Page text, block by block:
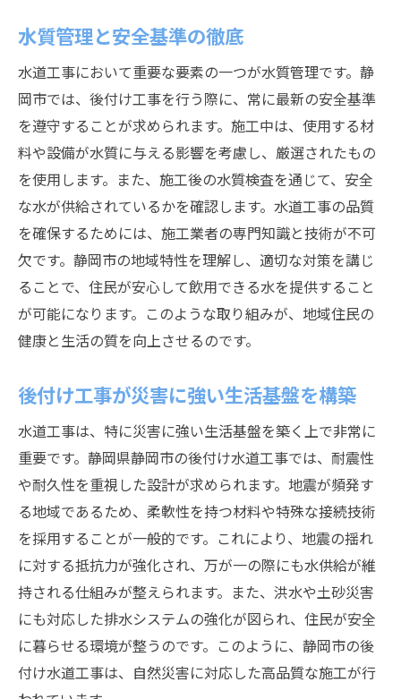
水質管理と安全基準の徹底
水道工事において重要な要素の一つが水質管理です。静
岡市では、後付け工事を行う際に、常に最新の安全基準
を遵守することが求められます。施工中は、使用する材
料や設備が水質に与える影響を考慮し、厳選されたもの
を使用します。また、施工後の水質検査を通じて、安全
な水が供給されているかを確認します。水道工事の品質
を確保するためには、施工業者の専門知識と技術が不可
欠です。静岡市の地域特性を理解し、適切な対策を講じ
ることで、住民が安心して飲用できる水を提供すること
が可能になります。このような取り組みが、地域住民の
健康と生活の質を向上させるのです。
後付け工事が災害に強い生活基盤を構築
水道工事は、特に災害に強い生活基盤を築く上で非常に
重要です。静岡県静岡市の後付け水道工事では、耐震性
や耐久性を重視した設計が求められます。地震が頻発す
る地域であるため、柔軟性を持つ材料や特殊な接続技術
を採用することが一般的です。これにより、地震の揺れ
に対する抵抗力が強化され、万が一の際にも水供給が維
持される仕組みが整えられます。また、洪水や土砂災害
にも対応した排水システムの強化が図られ、住民が安全
に暮らせる環境が整うのです。このように、静岡市の後
付け水道工事は、自然災害に対応した高品質な施工が行